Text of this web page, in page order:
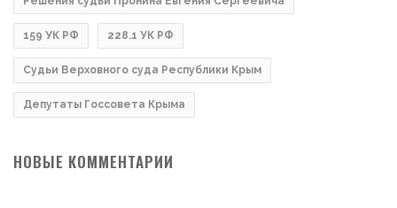
159 УК РФ 228.1 УК РФ
Судьи Верховного суда Республики Крым
Депутаты Госсовета Крыма
НОВЫЕ КОММЕНТАРИИ